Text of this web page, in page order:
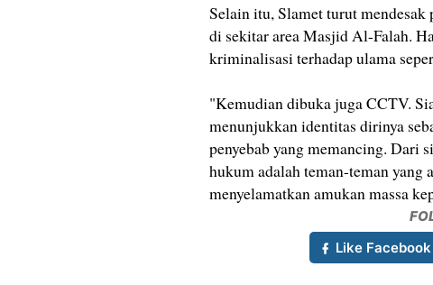
Selain itu, Slamet turut
di sekitar area Masjid Al-Falah.
kriminalisasi terhadap ulama
"Kemudian dibuka juga CCTV.
menunjukkan identitas dirinya
penyebab yang memancing. Dari
hukum adalah teman-teman yang
menyelamatkan amukan massa
Like Facebook